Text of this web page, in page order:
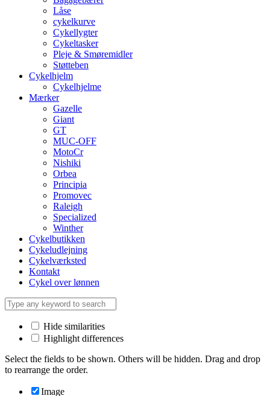
Låse
cykelkurve
Cykellygter
Cykeltasker
Pleje & Smøremidler
Støtteben
Cykelhjelm
Cykelhjelme
Mærker
Gazelle
Giant
GT
MUC-OFF
MotoCr
Nishiki
Orbea
Principia
Promovec
Raleigh
Specialized
Winther
Cykelbutikken
Cykeludlejning
Cykelværksted
Kontakt
Cykel over lønnen
Hide similarities
Highlight differences
Select the fields to be shown. Others will be hidden. Drag and drop
to rearrange the order.
Image